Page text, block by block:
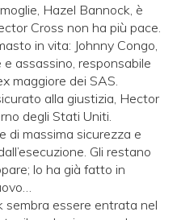
Hazel Bannock, è
Cross non ha più pace.
in vita: Johnny Congo,
assassino, responsabile
maggiore dei SAS.
alla giustizia, Hector
degli Stati Uniti.
di massima sicurezza e
Gli restano
lo ha già fatto in
sembra essere entrata nel